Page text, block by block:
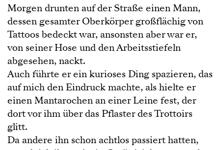
Morgen drunten auf der Straße einen Mann,
dessen gesamter Oberkörper großflächig von
Tattoos bedeckt war, ansonsten aber war er,
von seiner Hose und den Arbeitsstiefeln
abgesehen, nackt.
Auch führte er ein kurioses Ding spazieren, das
auf mich den Eindruck machte, als hielte er
einen Mantarochen an einer Leine fest, der
dort vor ihm über das Pflaster des Trottoirs
glitt.
Da andere ihn schon achtlos passiert hatten,